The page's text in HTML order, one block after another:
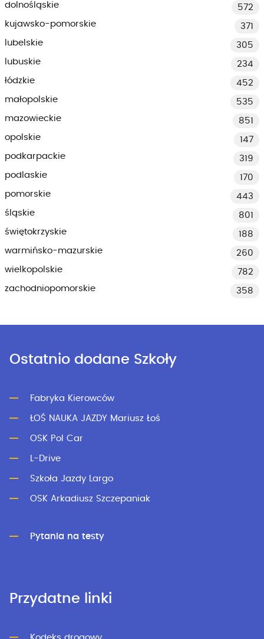
dolnośląskie
572
kujawsko-pomorskie
371
lubelskie
305
lubuskie
234
łódzkie
452
małopolskie
535
mazowieckie
851
opolskie
147
podkarpackie
319
podlaskie
170
pomorskie
443
śląskie
801
świętokrzyskie
188
warmińsko-mazurskie
260
wielkopolskie
782
zachodniopomorskie
358
Ostatnio dodane Szkoły
Fabryka Kierowców
ŁOŚ NAUKA JAZDY Mariusz Łoś
OSK Pol Car
L-Drive
Szkoła Jazdy Largo
OSK Arkadiusz Szczepaniak
Pytania na testy
Przydatne linki